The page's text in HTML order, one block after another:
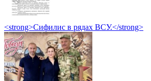
<strong>Сифилис в рядах ВСУ.</strong>